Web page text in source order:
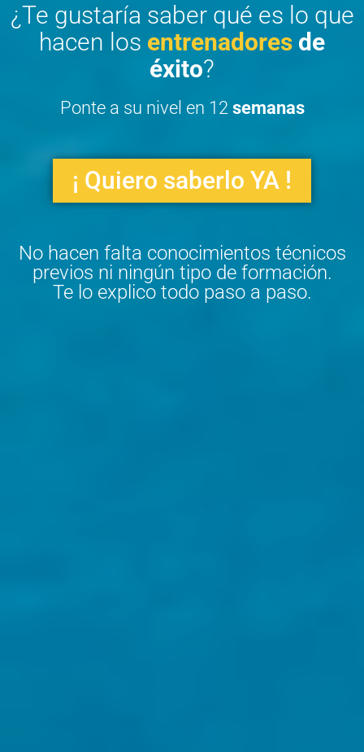
¿Te gustaría saber qué es lo que
hacen los entrenadores de
éxito?
Ponte a su nivel en 12semanas
¡ Quiero saberlo YA !
No hacen falta conocimientos técnicos
previos ni ningún tipo de formación.
Te lo explico todo paso a paso.